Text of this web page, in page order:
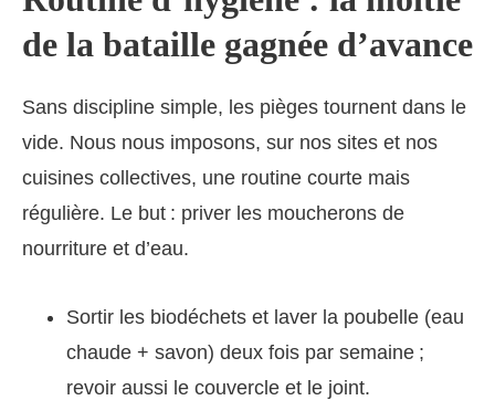
de la bataille gagnée d’avance
Sans discipline simple, les pièges tournent dans le
vide. Nous nous imposons, sur nos sites et nos
cuisines collectives, une routine courte mais
régulière. Le but : priver les moucherons de
nourriture et d’eau.
Sortir les biodéchets et laver la poubelle (eau
chaude + savon) deux fois par semaine ;
revoir aussi le couvercle et le joint.